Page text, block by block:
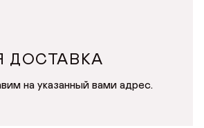
ДОСТАВКА
на указанный вами адрес.